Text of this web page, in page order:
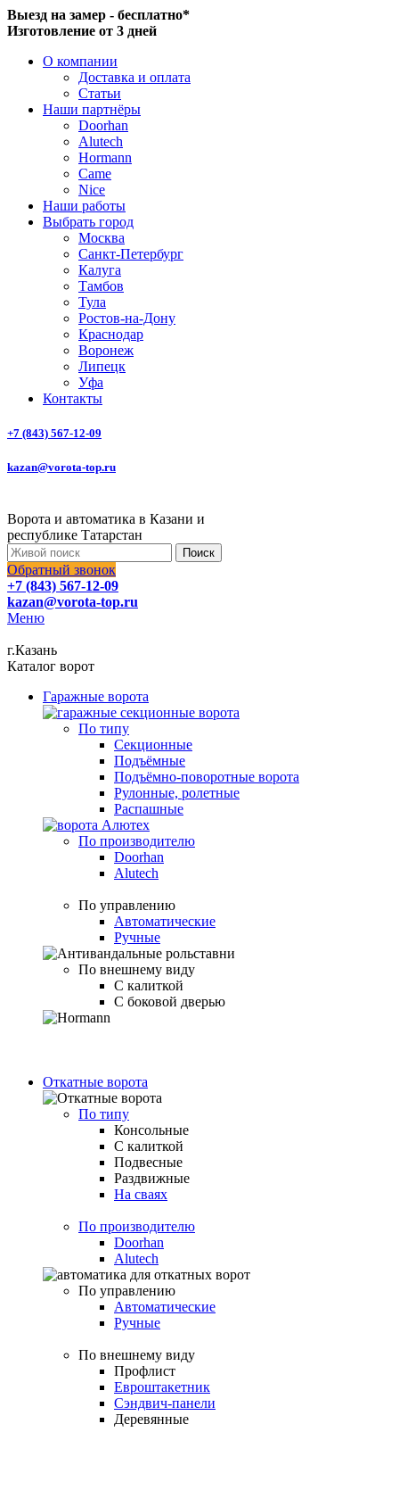
Выезд на замер - бесплатно*
Изготовление от 3 дней
О компании
Доставка и оплата
Статьи
Наши партнёры
Doorhan
Alutech
Hormann
Came
Nice
Наши работы
Выбрать город
Москва
Санкт-Петербург
Калуга
Тамбов
Тула
Ростов-на-Дону
Краснодар
Воронеж
Липецк
Уфа
Контакты
+7 (843) 567-12-09
kazan@vorota-top.ru
Ворота и автоматика в Казани и
республике Татарстан
Поиск
Обратный звонок
+7 (843) 567-12-09
kazan@vorota-top.ru
Меню
г.Казань
Каталог ворот
Гаражные ворота
По типу
Секционные
Подъёмные
Подъёмно-поворотные ворота
Рулонные, ролетные
Распашные
По производителю
Doorhan
Alutech
По управлению
Автоматические
Ручные
По внешнему виду
С калиткой
С боковой дверью
Откатные ворота
По типу
Консольные
С калиткой
Подвесные
Раздвижные
На сваях
По производителю
Doorhan
Alutech
По управлению
Автоматические
Ручные
По внешнему виду
Профлист
Евроштакетник
Сэндвич-панели
Деревянные